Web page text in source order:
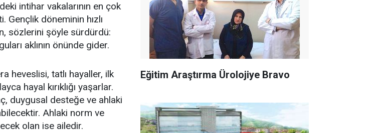
intihar vakalarının en çok
Gençlik döneminin hızlı
sözlerini şöyle sürdürdü:
aklının önünde gider.
heveslisi, tatlı hayaller, ilk
hayal kırıklığı yaşarlar.
duygusal desteğe ve ahlaki
Ahlaki norm ve
olan ise ailedir.
Eğitim Araştırma Ürolojiye Bravo